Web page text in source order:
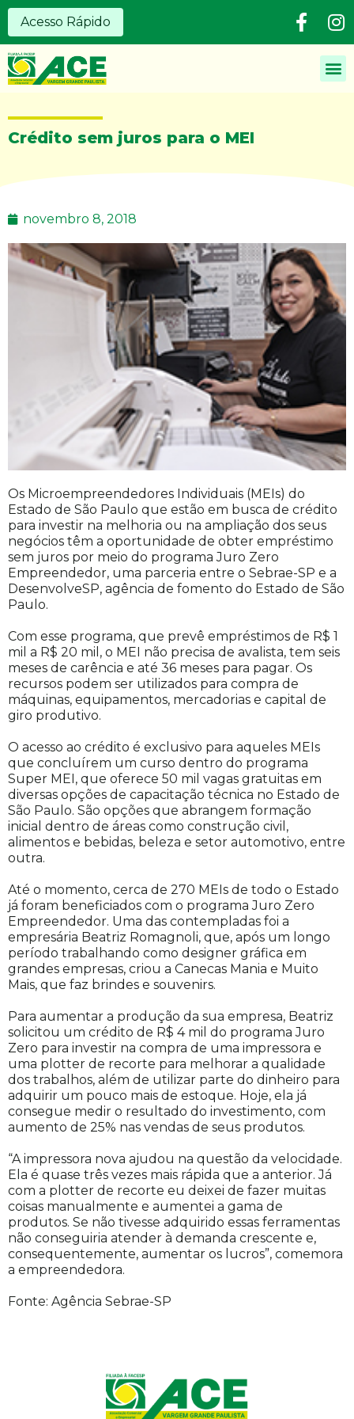
Acesso Rápido
Crédito sem juros para o MEI
novembro 8, 2018
Os Microempreendedores Individuais (MEIs) do
Estado de São Paulo que estão em busca de crédito
para investir na melhoria ou na ampliação dos seus
negócios têm a oportunidade de obter empréstimo
sem juros por meio do programa Juro Zero
Empreendedor, uma parceria entre o Sebrae-SP e a
DesenvolveSP, agência de fomento do Estado de São
Paulo.
Com esse programa, que prevê empréstimos de R$ 1
mil a R$ 20 mil, o MEI não precisa de avalista, tem seis
meses de carência e até 36 meses para pagar. Os
recursos podem ser utilizados para compra de
máquinas, equipamentos, mercadorias e capital de
giro produtivo.
O acesso ao crédito é exclusivo para aqueles MEIs
que concluírem um curso dentro do programa
Super MEI, que oferece 50 mil vagas gratuitas em
diversas opções de capacitação técnica no Estado de
São Paulo. São opções que abrangem formação
inicial dentro de áreas como construção civil,
alimentos e bebidas, beleza e setor automotivo, entre
outra.
Até o momento, cerca de 270 MEIs de todo o Estado
já foram beneficiados com o programa Juro Zero
Empreendedor. Uma das contempladas foi a
empresária Beatriz Romagnoli, que, após um longo
período trabalhando como designer gráfica em
grandes empresas, criou a Canecas Mania e Muito
Mais, que faz brindes e souvenirs.
Para aumentar a produção da sua empresa, Beatriz
solicitou um crédito de R$ 4 mil do programa Juro
Zero para investir na compra de uma impressora e
uma plotter de recorte para melhorar a qualidade
dos trabalhos, além de utilizar parte do dinheiro para
adquirir um pouco mais de estoque. Hoje, ela já
consegue medir o resultado do investimento, com
aumento de 25% nas vendas de seus produtos.
“A impressora nova ajudou na questão da velocidade.
Ela é quase três vezes mais rápida que a anterior. Já
com a plotter de recorte eu deixei de fazer muitas
coisas manualmente e aumentei a gama de
produtos. Se não tivesse adquirido essas ferramentas
não conseguiria atender à demanda crescente e,
consequentemente, aumentar os lucros”, comemora
a empreendedora.
Fonte: Agência Sebrae-SP